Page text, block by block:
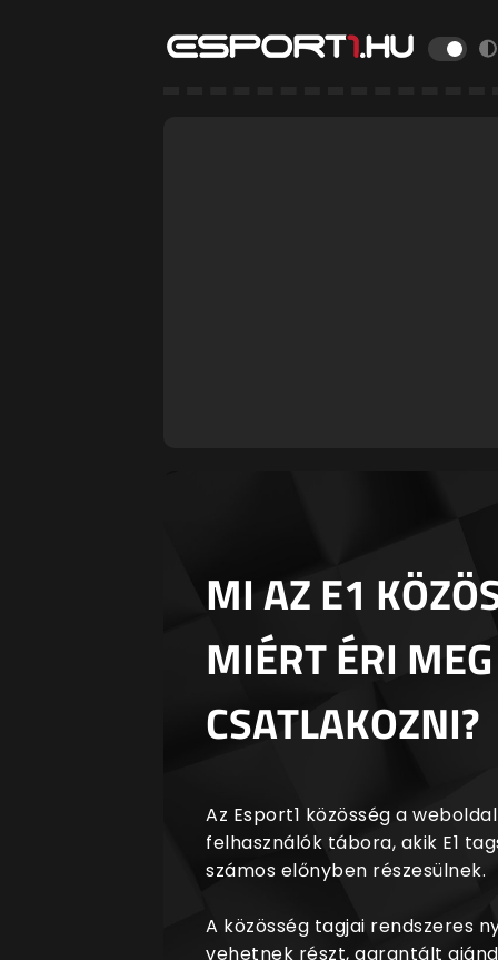
MI AZ E1
MIÉRT ÉRI MEG
CSATLAKOZNI?
Az Esport1 közösség a
felhasználók tábora, akik E1
számos előnyben részesülnek.
A közösség tagjai rendszeres
vehetnek részt, garantált